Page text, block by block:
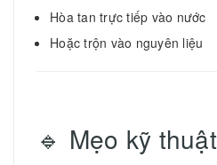
Hòa tan trực tiếp vào nước
Hoặc trộn vào nguyên liệu
🔹 Mẹo kỹ thuật